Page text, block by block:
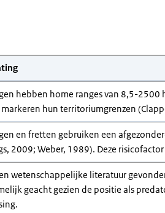
hebben home ranges van 8,5-2500
hun territoriumgrenzen
en fretten gebruiken een
2009; Weber, 1989). Deze
wetenschappelijke literatuur
geacht gezien de positie als